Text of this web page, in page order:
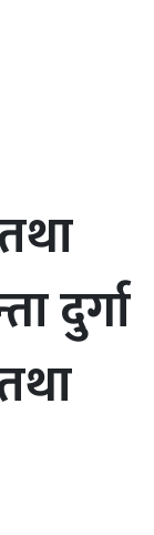
दुर्गा